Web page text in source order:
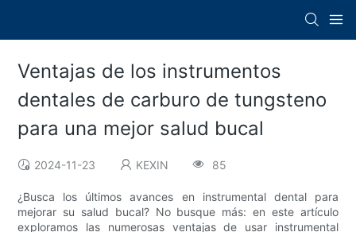
Ventajas de los instrumentos
dentales de carburo de tungsteno
para una mejor salud bucal
2024-11-23 KEXIN 85
¿Busca los últimos avances en instrumental dental para
mejorar su salud bucal? No busque más: en este artículo
exploramos las numerosas ventajas de usar instrumental